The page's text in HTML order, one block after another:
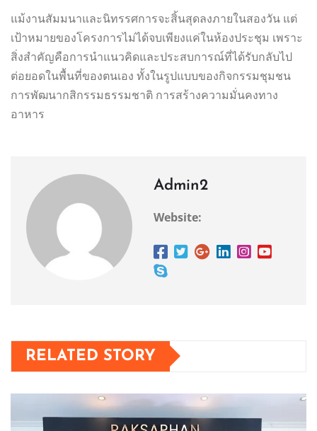
แม้งานสัมมนาและนิทรรศการจะสิ้นสุดลงภายในสองวัน แต่
เป้าหมายของโครงการไม่ได้จบเพียงแค่ในห้องประชุม เพราะ
สิ่งสำคัญคือการนำแนวคิดและประสบการณ์ที่ได้รับกลับไป
ต่อยอดในพื้นที่ของตนเอง ทั้งในรูปแบบของกิจกรรมชุมชน
การพัฒนากสิกรรมธรรมชาติ การสร้างความมั่นคงทาง
อาหาร
Admin2
Website:
RELATED STORY